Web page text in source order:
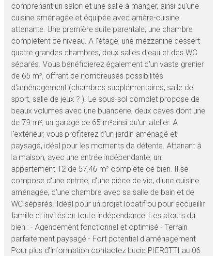
comprenant un salon et une salle à manger, ainsi qu'une
cuisine aménagée et équipée avec arrière-cuisine
attenante. Une première suite parentale, une chambre
complètent ce niveau. A l'étage, une mezzanine dessert
quatre grandes chambres, deux salles d'eau et des WC
séparés. Vous bénéficierez également d'un vaste grenier
de 65 m², offrant de nombreuses possibilités
d'aménagement (chambres supplémentaires, salle de
sport, salle de jeux ? ). Le sous-sol complet propose de
beaux volumes avec une buanderie, deux caves dont une
de 79 m², un garage de 65 m²ainsi qu'un atelier. A
l'extérieur, vous profiterez d'un jardin aménagé et
paysagé, idéal pour les moments de détente. Attenant à
la maison, avec une entrée indépendante, un
appartement T2 de 57,46 m² complète ce bien. Il se
compose d'une entrée, d'une pièce de vie, d'une cuisine
aménagée, d'une chambre avec sa salle de bain et de
WC séparés. Idéal pour un projet locatif ou pour accueillir
famille et invités en toute indépendance. Les atouts du
bien : - Agencement fonctionnel et optimisé - Terrain
parfaitement paysagé - Fort potentiel d'aménagement
Pour plus d'information contactez Lucie PIER0TTI au 06